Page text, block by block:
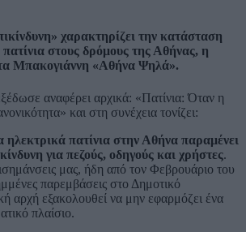
χαρακτηρίζει την κατάσταση
στους δρόμους της Αθήνας, η
Μπακογιάννη «Αθήνα Ψηλά».
αναφέρει αρχικά: «Πατίνια: Όταν η
και στη συνέχεια τονίζει:
πατίνια στην Αθήνα παραμένει
για πεζούς, οδηγούς και χρήστες.
μας, ήδη από τον Φεβρουάριο του
παρεμβάσεις στο Δημοτικό
αρχή εξακολουθεί να μην εφαρμόζει ένα
πλαίσιο.